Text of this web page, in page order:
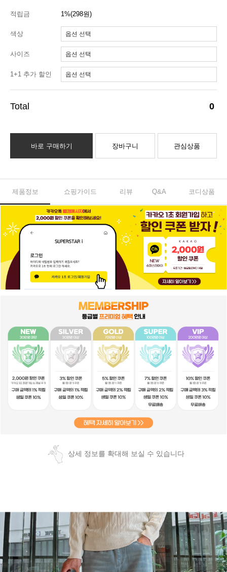
적립금 1%(298원)
색상
사이즈
1+1 추가 할인
(선택)
0
바로 구매하기 장바구니 관심상품
제품정보 쇼핑가이드 리뷰 Q&A 코디상품
상세 정보를 확대해 보실 수 있습니다